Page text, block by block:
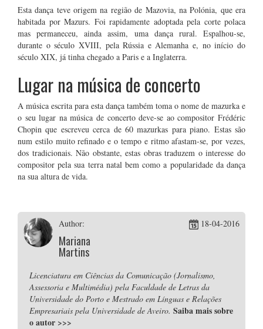
Esta dança teve origem na região de Mazovia, na Polónia, que era
habitada por Mazurs. Foi rapidamente adoptada pela corte polaca
mas permaneceu, ainda assim, uma dança rural. Espalhou-se,
durante o século XVIII, pela Rússia e Alemanha e, no início do
século XIX, já tinha chegado a Paris e a Inglaterra.
Lugar na música de concerto
A música escrita para esta dança também toma o nome de mazurka e
o seu lugar na música de concerto deve-se ao compositor Frédéric
Chopin que escreveu cerca de 60 mazurkas para piano. Estas são
num estilo muito refinado e o tempo e ritmo afastam-se, por vezes,
dos tradicionais. Não obstante, estas obras traduzem o interesse do
compositor pela sua terra natal bem como a popularidade da dança
na sua altura de vida.
Author:
Mariana
Martins
18-04-2016
Licenciatura em Ciências da Comunicação (Jornalismo,
Assessoria e Multimédia) pela Faculdade de Letras da
Universidade do Porto e Mestrado em Línguas e Relações
Empresariais pela Universidade de Aveiro. Saiba mais sobre
o autor >>>